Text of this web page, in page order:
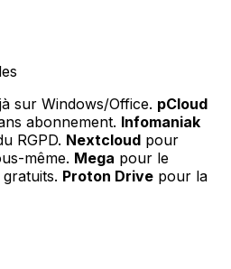
sur Windows/Office. pCloud
abonnement. Infomaniak
RGPD. Nextcloud pour
même. Mega pour le
Proton Drive pour la